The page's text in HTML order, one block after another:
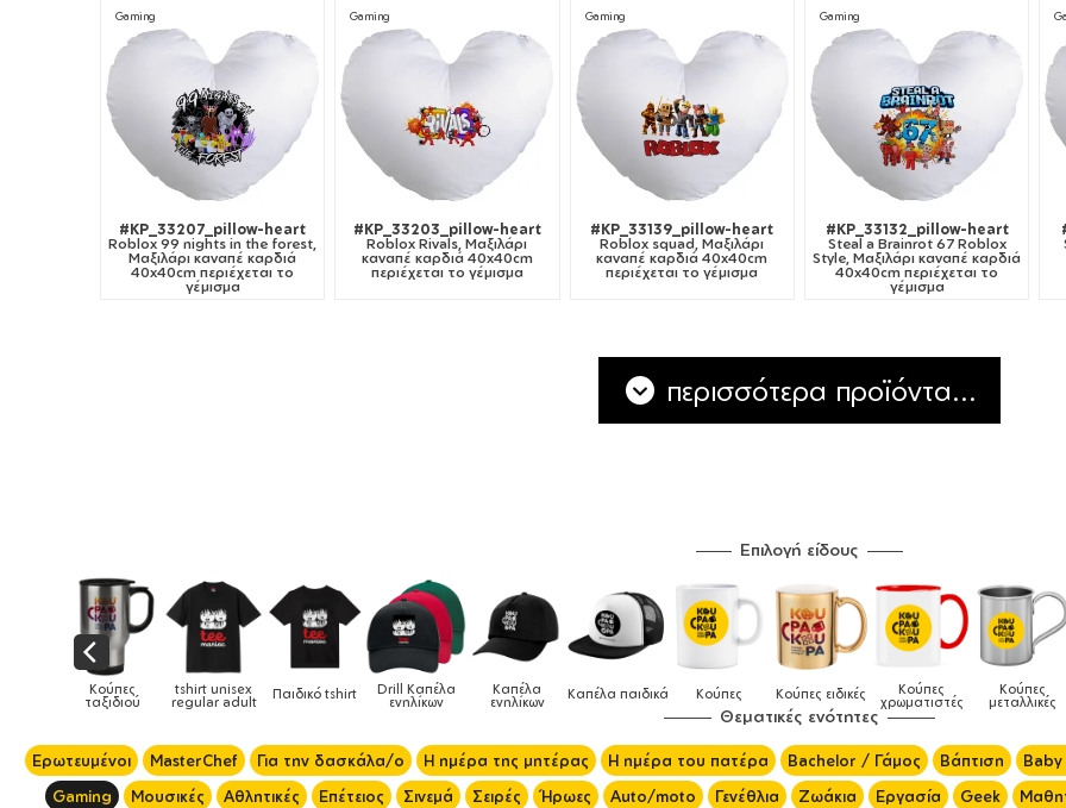
Gaming
#KP_33207_pillow-heart
Roblox 99 nights in the forest,
Μαξιλάρι καναπέ καρδιά
40x40cm περιέχεται το
γέμισμα
Gaming
#KP_33203_pillow-heart
Roblox Rivals, Μαξιλάρι
καναπέ καρδιά 40x40cm
περιέχεται το γέμισμα
Gaming
#KP_33139_pillow-heart
Roblox squad, Μαξιλάρι
καναπέ καρδιά 40x40cm
περιέχεται το γέμισμα
Gaming
#KP_33132_pillow-heart
Steal a Brainrot 67 Roblox
Style, Μαξιλάρι καναπέ καρδιά
40x40cm περιέχεται το
γέμισμα
περισσότερα προϊόντα...
Επιλογή είδους
Παιδικό tshirt Drill Καπέλα
ενηλίκων
Καπέλα
ενηλίκων Καπέλα παιδικά Κούπες Κούπες ειδικές Κούπες
χρωματιστές
Κούπες
μεταλλικές
Δοχεία
φαγητού Τσάντες
Θεματικές ενότητες
Ερωτευμένοι MasterChef Για την δασκάλα/ο Η ημέρα της μητέρας Η ημέρα του πατέρα Bachelor / Γάμος Βάπτιση
Gaming
Μουσικές Αθλητικές Επέτειος Σινεμά Σειρές Ήρωες Auto/moto Γενέθλια Ζωάκια Εργασία Geek